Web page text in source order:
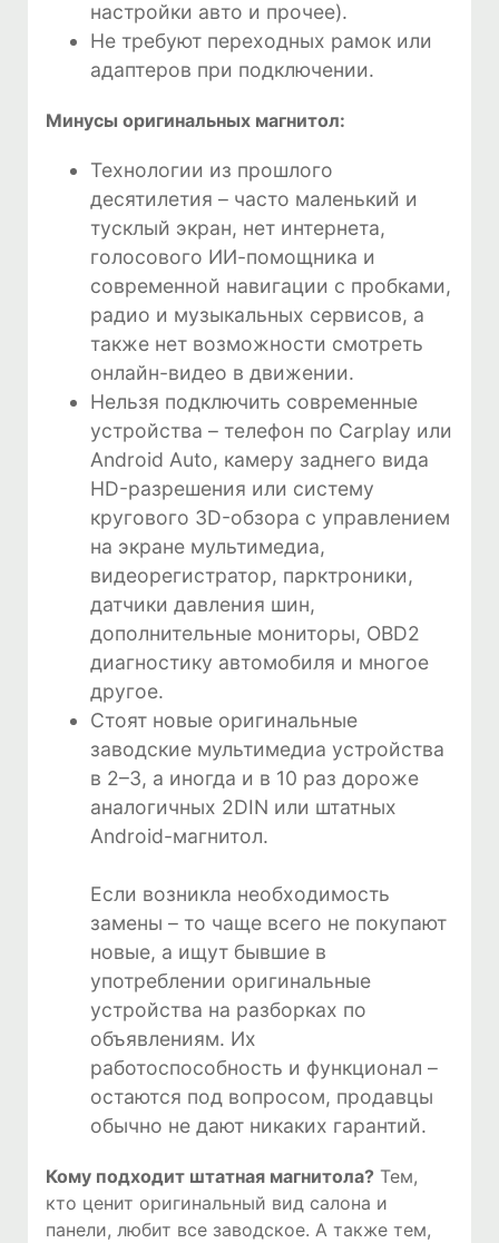
настройки авто и прочее).
Не требуют переходных рамок или
адаптеров при подключении.
Минусы оригинальных магнитол:
Технологии из прошлого
десятилетия – часто маленький и
тусклый экран, нет интернета,
голосового ИИ-помощника и
современной навигации с пробками,
радио и музыкальных сервисов, а
также нет возможности смотреть
онлайн-видео в движении.
Нельзя подключить современные
устройства – телефон по Carplay или
Android Auto, камеру заднего вида
HD-разрешения или систему
кругового 3D-обзора с управлением
на экране мультимедиа,
видеорегистратор, парктроники,
датчики давления шин,
дополнительные мониторы, OBD2
диагностику автомобиля и многое
другое.
Стоят новые оригинальные
заводские мультимедиа устройства
в 2–3, а иногда и в 10 раз дороже
аналогичных 2DIN или штатных
Android-магнитол.
Если возникла необходимость
замены – то чаще всего не покупают
новые, а ищут бывшие в
употреблении оригинальные
устройства на разборках по
объявлениям. Их
работоспособность и функционал –
остаются под вопросом, продавцы
обычно не дают никаких гарантий.
Кому подходит штатная магнитола? Тем,
кто ценит оригинальный вид салона и
панели, любит все заводское. А также тем,